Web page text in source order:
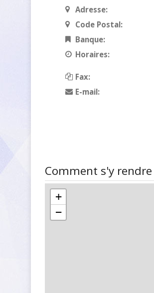
Adresse:
Code Postal:
Banque:
Horaires:
Fax:
E-mail:
Comment s'y rendre
+
−